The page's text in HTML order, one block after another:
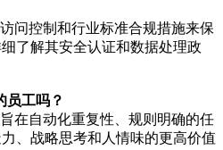
问控制和行业标准合规措施来保
了解其安全认证和数据处理政
员工吗？
在自动化重复性、规则明确的任
、战略思考和人情味的更高价值